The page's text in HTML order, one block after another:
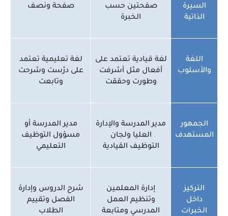
السيرة
الذاتية
صفحتين حسب
الخبرة
صفحة ونصف
اللغة
والأسلوب
لغة قيادية تعتمد على
أفعال مثل أشرفت
وطورت وحققت
لغة تعليمية تعتمد
على درّست وشرحت
وتابعت
الجمهور
المستهدف
مدير المدرسة والإدارة
العليا ولجان
التوظيف القيادية
مدير المدرسة أو
مسؤول التوظيف
التعليمي
التركيز
داخل
الخبرات
إدارة المعلمين
وتنظيم العمل
المدرسي ومتابعة
شرح الدروس وإدارة
الفصل وتقييم
الطلاب